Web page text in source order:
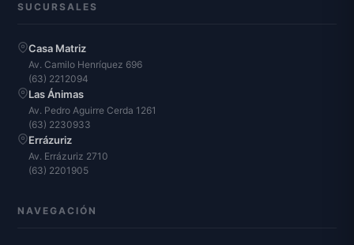
SUCURSALES
Casa Matriz
Av. Camilo Henríquez 696
(63) 2212094
Las Ánimas
Av. Pedro Aguirre Cerda 1261
(63) 2230933
Errázuriz
Av. Errázuriz 2710
(63) 2201905
NAVEGACIÓN